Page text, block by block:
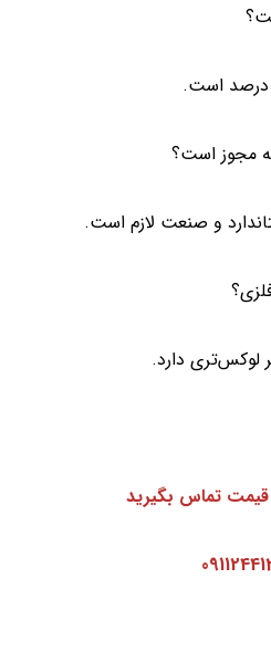
و صنعت لازم است.
لوکس‌تری دارد.
تماس بگیرید